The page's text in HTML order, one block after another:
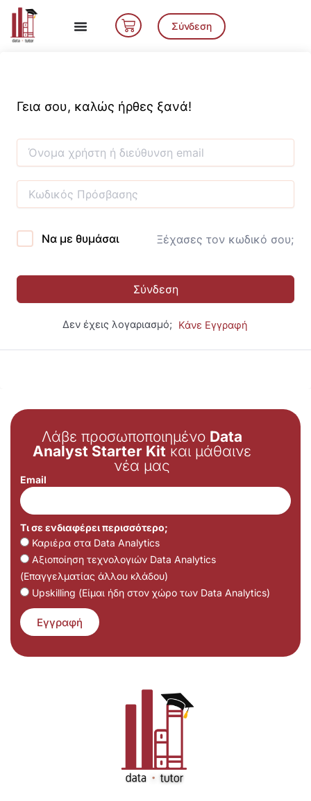
Μετάβαση
περιεχόμενο
Cart Σύνδεση
Γεια σου, καλώς ήρθες ξανά!
Να με θυμάσαι Ξέχασες τον κωδικό σου;
Σύνδεση
Δεν έχεις λογαριασμό; Κάνε Εγγραφή
Λάβε προσωποποιημένο Data
Analyst Starter Kit και μάθαινε
νέα μας
Email
Τι σε ενδιαφέρει περισσότερο;
Καριέρα στα Data Analytics
Αξιοποίηση τεχνολογιών Data Analytics
(Επαγγελματίας άλλου κλάδου)
Upskilling (Είμαι ήδη στον χώρο των Data Analytics)
Εγγραφή